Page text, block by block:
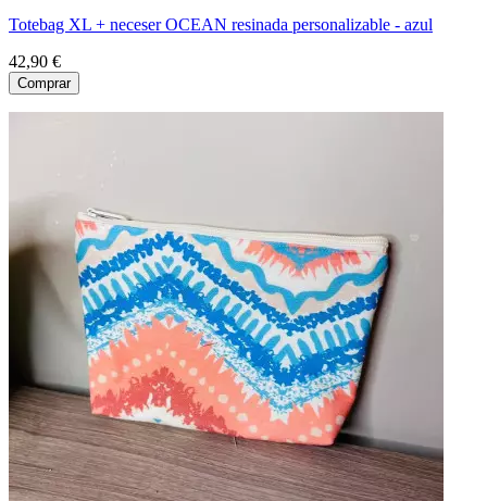
Totebag XL + neceser OCEAN resinada personalizable - azul
42,90 €
Comprar